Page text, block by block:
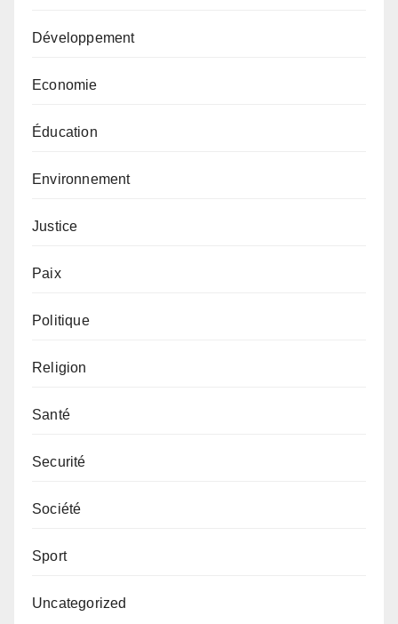
Développement
Economie
Éducation
Environnement
Justice
Paix
Politique
Religion
Santé
Securité
Société
Sport
Uncategorized